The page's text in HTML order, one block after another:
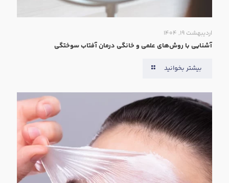
اردیبهشت ۱۹, ۱۴۰۴
آشنایی با روش‌های علمی و خانگی درمان آفتاب سوختگی
بیشتر بخوانید